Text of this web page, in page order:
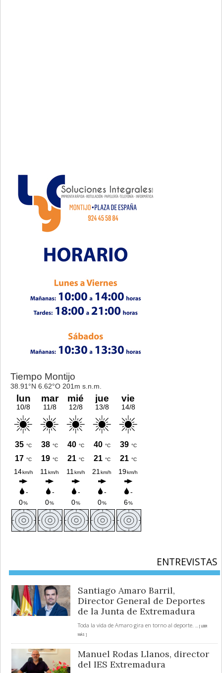
ENTREVISTAS
Santiago Amaro Barril,
Director General de Deportes
de la Junta de Extremadura
Toda la vida de Amaro gira en torno al deporte. ... [ LEER
MÁS ]
Manuel Rodas Llanos, director
del IES Extremadura